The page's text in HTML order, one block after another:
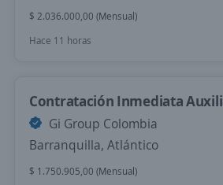
$ 2.036.000,00 (Mensual)
Hace 11 horas
Contratación Inmediata
Gi Group Colombia
Barranquilla, Atlántico
$ 1.750.905,00 (Mensual)